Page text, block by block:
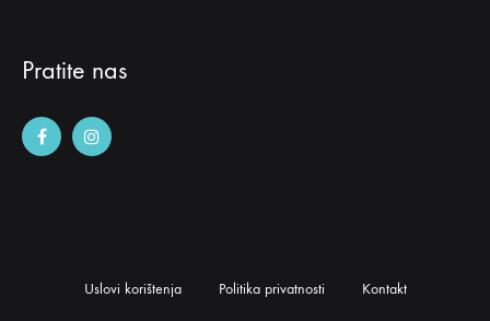
Pratite nas
Uslovi korištenja Politika privatnosti Kontakt